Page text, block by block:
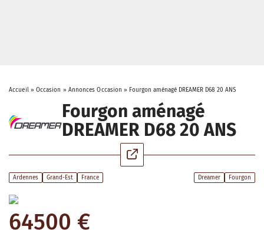
Accueil» Occasion » Annonces Occasion » Fourgon aménagé DREAMER D68 20 ANS
Fourgon aménagé
DREAMER D68 20 ANS
Ardennes Grand-Est France Dreamer Fourgon
64500 €